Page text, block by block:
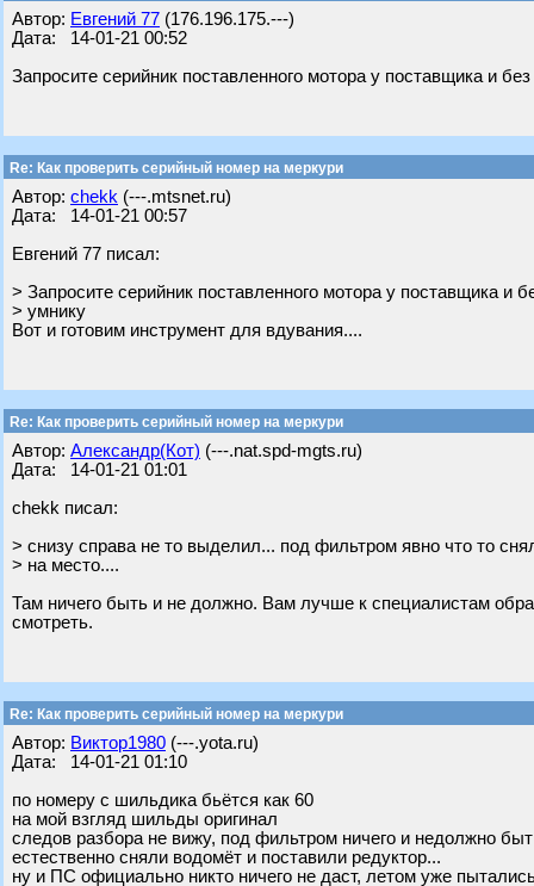
Автор: Евгений 77 (176.196.175.---)
Дата: 14-01-21 00:52
Запросите серийник поставленного мотора у поставщика и
Re: Как проверить серийный номер на меркури
Автор: chekk (---.mtsnet.ru)
Дата: 14-01-21 00:57
Евгений 77 писал:
> Запросите серийник поставленного мотора у поставщика и
> умнику
Вот и готовим инструмент для вдувания....
Re: Как проверить серийный номер на меркури
Автор: Александр(Кот) (---.nat.spd-mgts.ru)
Дата: 14-01-21 01:01
chekk писал:
> снизу справа не то выделил... под фильтром явно что то
> на место....
Там ничего быть и не должно. Вам лучше к специалистам
смотреть.
Re: Как проверить серийный номер на меркури
Автор: Виктор1980 (---.yota.ru)
Дата: 14-01-21 01:10
по номеру с шильдика бьётся как 60
на мой взгляд шильды оригинал
следов разбора не вижу, под фильтром ничего и недолжно
естественно сняли водомёт и поставили редуктор...
ну и ПС официально никто ничего не даст, летом уже